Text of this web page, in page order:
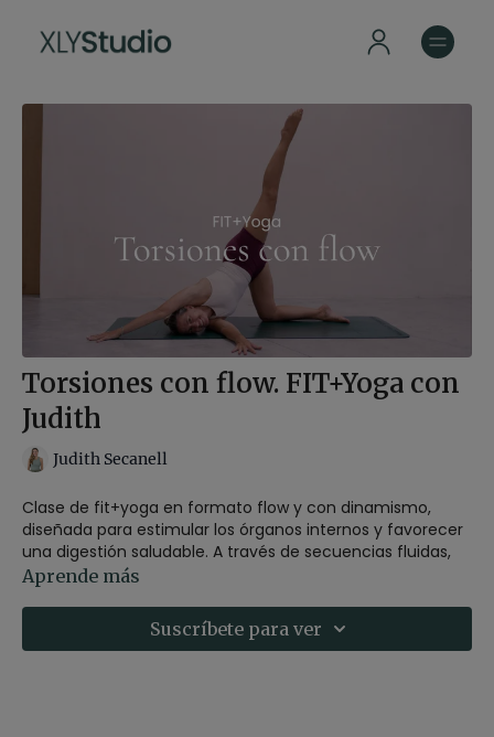
Torsiones con flow. FIT+Yoga con
Judith
Judith Secanell
Clase de fit+yoga en formato flow y con dinamismo,
diseñada para estimular los órganos internos y favorecer
una digestión saludable. A través de secuencias fluidas,
fortalecemos los pulmones, mejoramos la capacidad
Una propuesta que combina energía, bienestar interno y
Aprende más
Suscríbete para ver